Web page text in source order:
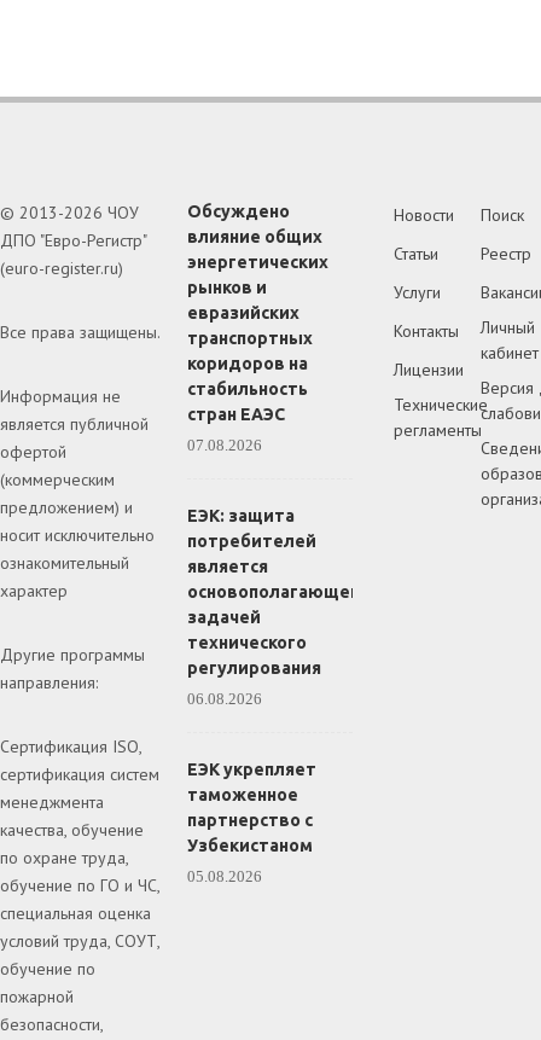
© 2013-2026 ЧОУ
ДПО "Евро-Регистр"
(euro-register.ru)
Все права защищены.
Информация не
является публичной
офертой
(коммерческим
предложением) и
носит исключительно
ознакомительный
характер
Другие программы
направления:
Сертификация ISO,
сертификация систем
менеджмента
качества, обучение
по охране труда,
обучение по ГО и ЧС,
специальная оценка
условий труда, СОУТ,
обучение по
пожарной
безопасности,
Обсуждено
влияние общих
энергетических
рынков и
евразийских
транспортных
коридоров на
стабильность
стран ЕАЭС
07.08.2026
ЕЭК: защита
потребителей
является
основополагающей
задачей
технического
регулирования
06.08.2026
ЕЭК укрепляет
таможенное
партнерство с
Узбекистаном
05.08.2026
Новости
Статьи
Услуги
Контакты
Лицензии
Технические
регламенты
Поиск
Реестр
Личный
кабинет
Версия